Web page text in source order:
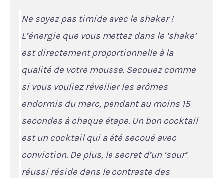
Ne soyez pas timide avec le shaker !
L’énergie que vous mettez dans le ‘shake’
est directement proportionnelle à la
qualité de votre mousse. Secouez comme
si vous vouliez réveiller les arômes
endormis du marc, pendant au moins 15
secondes à chaque étape. Un bon cocktail
est un cocktail qui a été secoué avec
conviction. De plus, le secret d’un ‘sour’
réussi réside dans le contraste des